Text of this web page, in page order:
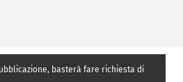
basterà fare richiesta di